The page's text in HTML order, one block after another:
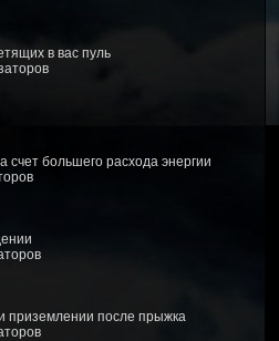
в вас пуль
счет большего расхода энергии
приземлении после прыжка